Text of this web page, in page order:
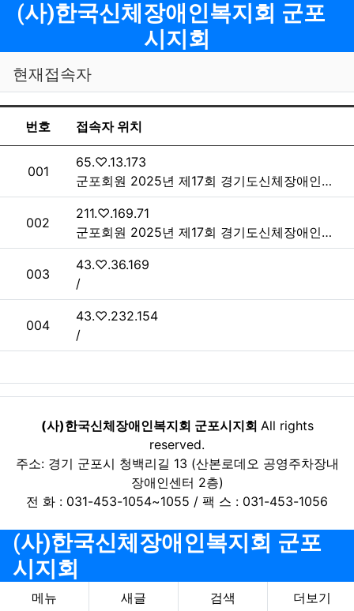
메뉴
(사)한국신체장애인복지회 군포
시지회
현재접속자
현재 접속자 목록
번호 접속자 위치
번호
001
접속자
65.♡.13.173
군포회원 2025년 제17회 경기도신체장애인복지회 사랑의끈연결운동 참가 > 지회소식
번호
002
접속자
211.♡.169.71
군포회원 2025년 제17회 경기도신체장애인복지회 사랑의끈연결운동 참가 > 지회소식
번호
003
접속자
43.♡.36.169
/
번호
004
접속자
43.♡.232.154
/
(사)한국신체장애인복지회 군포시지회 All rights
reserved.
주소: 경기 군포시 청백리길 13 (산본로데오 공영주차장내
장애인센터 2층)
전 화 : 031-453-1054~1055 / 팩 스 : 031-453-1056
(사)한국신체장애인복지회 군포
시지회
메뉴 새글 검색
더보기